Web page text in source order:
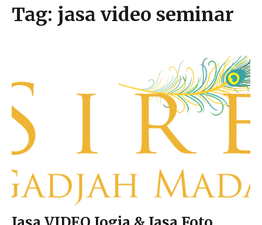
Tag: jasa video seminar